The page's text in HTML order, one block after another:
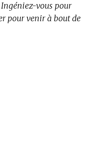
Ingéniez-vous pour
pour venir à bout de